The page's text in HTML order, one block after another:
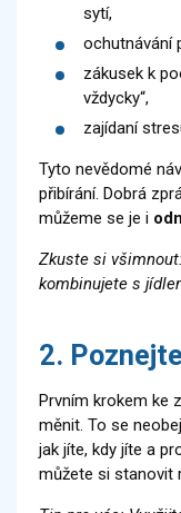
sytí,
ochutnávání
zákusek k
vždycky“,
zajídaní
Tyto nevědomé
přibírání. Dobrá
můžeme se je i
Zkuste si
kombinujete s
2.
Prvním krokem ke
měnit. To se
jak jíte, kdy jíte a
můžete si stanovit